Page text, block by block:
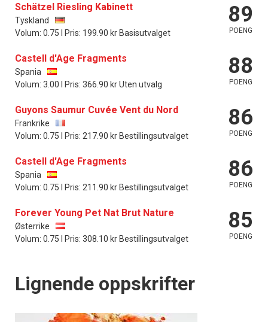
Schätzel Riesling Kabinett
Tyskland
Volum: 0.75 l Pris: 199.90 kr Basisutvalget
89
POENG
Castell d'Age Fragments
Spania
Volum: 3.00 l Pris: 366.90 kr Uten utvalg
88
POENG
Guyons Saumur Cuvée Vent du Nord
Frankrike
Volum: 0.75 l Pris: 217.90 kr Bestillingsutvalget
86
POENG
Castell d'Age Fragments
Spania
Volum: 0.75 l Pris: 211.90 kr Bestillingsutvalget
86
POENG
Forever Young Pet Nat Brut Nature
Østerrike
Volum: 0.75 l Pris: 308.10 kr Bestillingsutvalget
85
POENG
Lignende oppskrifter